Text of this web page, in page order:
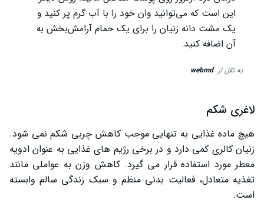
این است که می‌توانید وان خود را با آب گرم پر کنید و
یک مشت دانه زنیان را برای یک حمام آرامش‌بخش به
آن اضافه کنید.
به نقل از webmd
لاغری شکم
هیچ ماده غذایی به‌ تنهایی موجب کاهش چربی شکم نمی ‌شود.
زنیان کالری کمی دارد و در برخی رژیم ‌های غذایی به ‌عنوان ادویه
معطر مورد استفاده قرار می‌ گیرد. کاهش وزن به عواملی مانند
تغذیه متعادل، فعالیت بدنی منظم و سبک زندگی سالم وابسته
است.